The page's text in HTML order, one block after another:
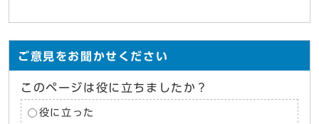
ご意見をお聞かせください
このページは役に立ちましたか？
役に立った